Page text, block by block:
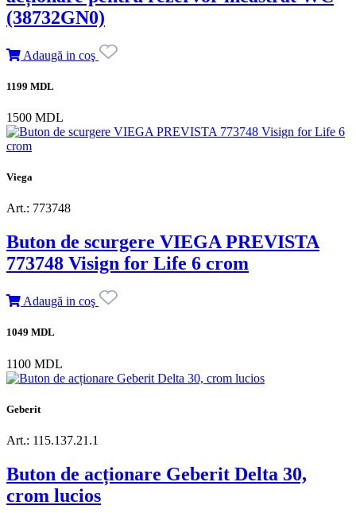
(38732GN0)
Adaugă in coş
1199 MDL
1500 MDL
Viega
Art.: 773748
Buton de scurgere VIEGA PREVISTA
773748 Visign for Life 6 crom
Adaugă in coş
1049 MDL
1100 MDL
Geberit
Art.: 115.137.21.1
Buton de acționare Geberit Delta 30,
crom lucios